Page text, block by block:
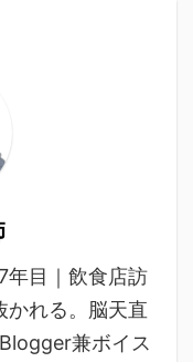
目｜飲食店訪
かれる。脳天直
兼ボイス